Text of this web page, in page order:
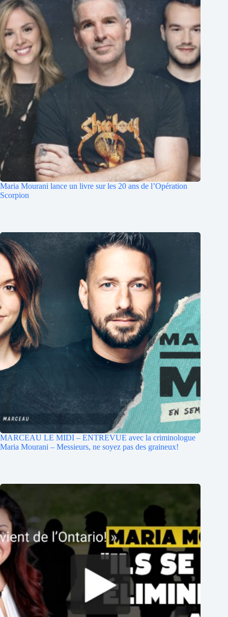
Maria Mourani lance un livre sur les 20 ans de l’Opération
Scorpion
MARCEAU LE MIDI – ENTREVUE avec la criminologue
Maria Mourani – Messieurs, ne soyez pas des graineux!